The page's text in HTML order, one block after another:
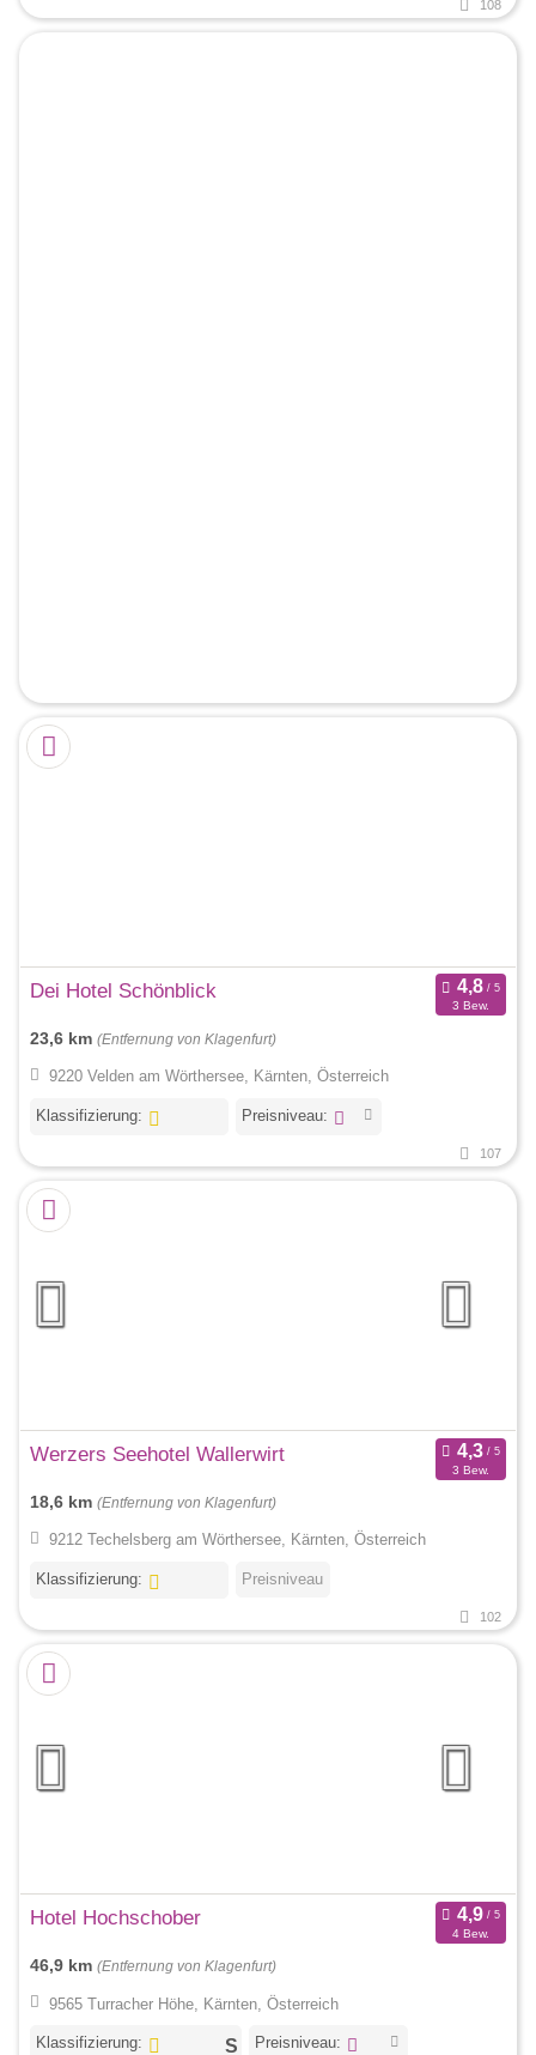
108
Dei Hotel Schönblick
3 Bew.
23,6 km (Entfernung von Klagenfurt)
9220 Velden am Wörthersee, Kärnten, Österreich
Klassifizierung: Preisniveau:
107
Werzers Seehotel Wallerwirt
3 Bew.
18,6 km (Entfernung von Klagenfurt)
9212 Techelsberg am Wörthersee, Kärnten, Österreich
Klassifizierung: Preisniveau
102
Hotel Hochschober
4 Bew.
46,9 km (Entfernung von Klagenfurt)
9565 Turracher Höhe, Kärnten, Österreich
Klassifizierung: Preisniveau: